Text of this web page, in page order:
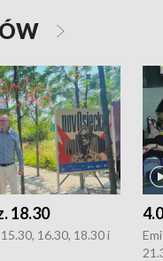
18.30
16.30, 18.30 i